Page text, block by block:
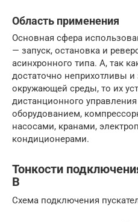
Область применения
Основная сфера
— запуск, остановка и
асинхронного типа. А, так
достаточно неприхотливы
окружающей среды, то их
дистанционного
оборудованием,
насосами, кранами,
кондиционерами.
Тонкости
В
Схема подключения